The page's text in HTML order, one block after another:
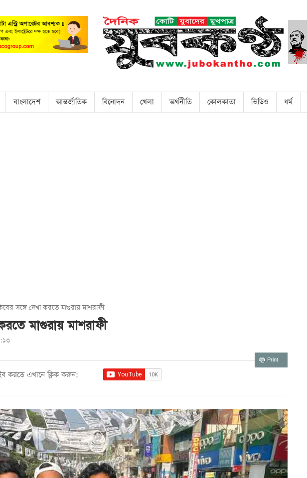
বাংলাদেশ আন্তর্জাতিক বিনোদন খেলা অর্থনীতি কোলকাতা ভিডিও ধর্ম
সঙ্গে দেখা করতে মাগুরায় মাশরাফী
মাগুরায় মাশরাফী
Print
করতে এখানে ক্লিক করুন: